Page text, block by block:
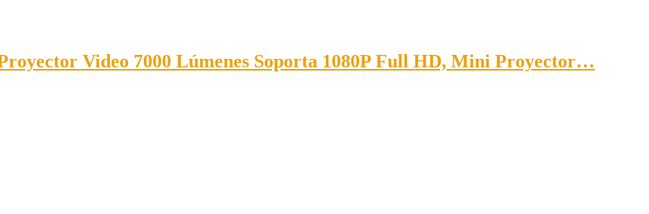
Video 7000 Lúmenes Soporta 1080P Full HD, Mini Proyector…